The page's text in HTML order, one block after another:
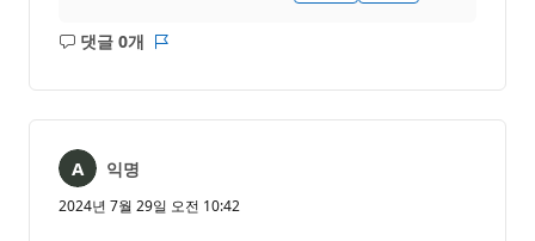
댓글 0개
설
음
익명
2024년 7월 29일 오전 10:42